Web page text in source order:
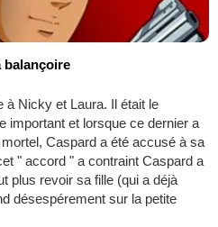
balançoire
à Nicky et Laura. Il était le
important et lorsque ce dernier a
Caspard a été accusé à sa
" accord " a contraint Caspard a
plus revoir sa fille (qui a déjà
désespérement sur la petite